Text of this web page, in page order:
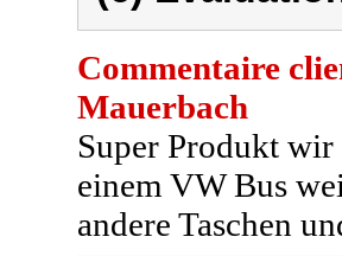
Commentaire
Mauerbach
Super Produkt
einem VW Bus
andere Taschen